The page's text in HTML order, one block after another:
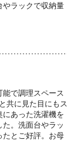
やラックで収納量
で調理スペース
共に見た目にもス
あった洗濯機を
。洗面台やラッ
たとご好評。お母